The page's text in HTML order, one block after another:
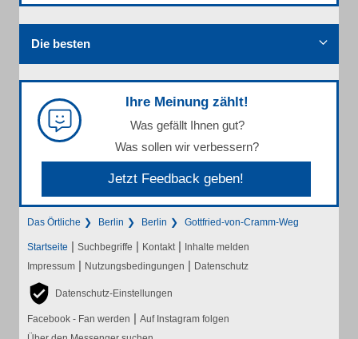
Die besten
Ihre Meinung zählt!
Was gefällt Ihnen gut?
Was sollen wir verbessern?
Jetzt Feedback geben!
Das Örtliche Berlin Berlin Gottfried-von-Cramm-Weg
Startseite | Suchbegriffe | Kontakt | Inhalte melden
Impressum | Nutzungsbedingungen | Datenschutz
Datenschutz-Einstellungen
Facebook - Fan werden | Auf Instagram folgen